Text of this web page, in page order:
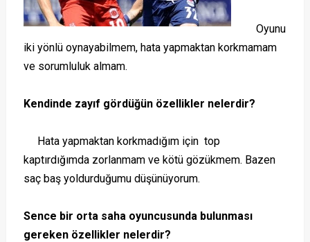
Oyunu
iki yönlü oynayabilmem, hata yapmaktan korkmamam
ve sorumluluk almam.
Kendinde zayıf gördüğün özellikler nelerdir?
Hata yapmaktan korkmadığım için top
kaptırdığımda zorlanmam ve kötü gözükmem. Bazen
saç baş yoldurduğumu düşünüyorum.
Sence bir orta saha oyuncusunda bulunması
gereken özellikler nelerdir?